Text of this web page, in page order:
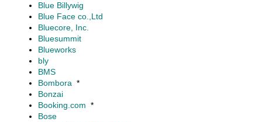
Blue Billywig
Blue Face co.,Ltd
Bluecore, Inc.
Bluesummit
Blueworks
bly
BMS
Bombora *
Bonzai
Booking.com *
Bose